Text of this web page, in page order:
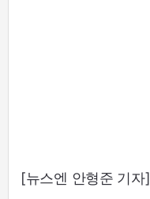
[뉴스엔 안형준 기자]